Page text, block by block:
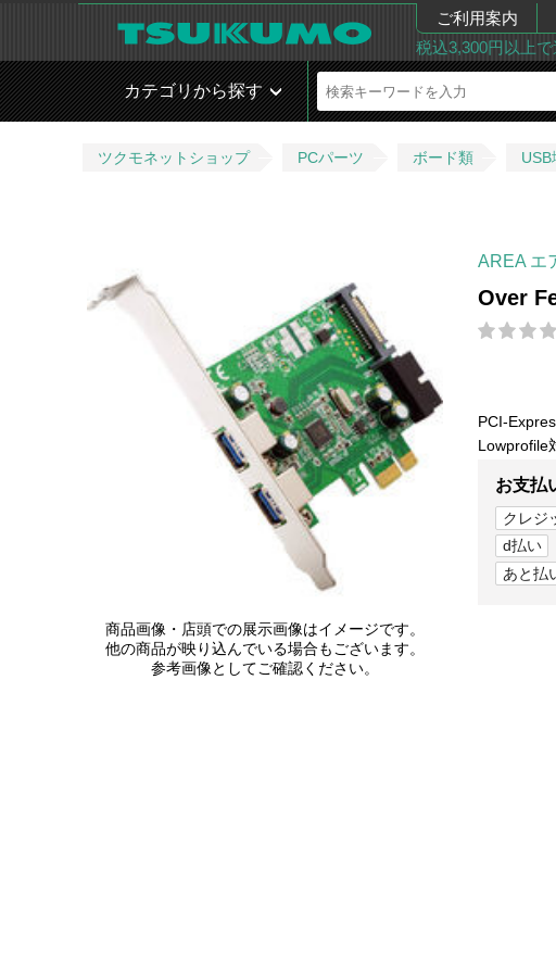
ご利用案内
税込3,300円以上
カテゴリから探す
ツクモネットショップ PCパーツ ボード類 USB
商品画像・店頭での展示画像はイメージです。
他の商品が映り込んでいる場合もございます。
参考画像としてご確認ください。
AREA エ
Over
PCI-
Lowprofile
お支払
クレジ
d払い
あと払